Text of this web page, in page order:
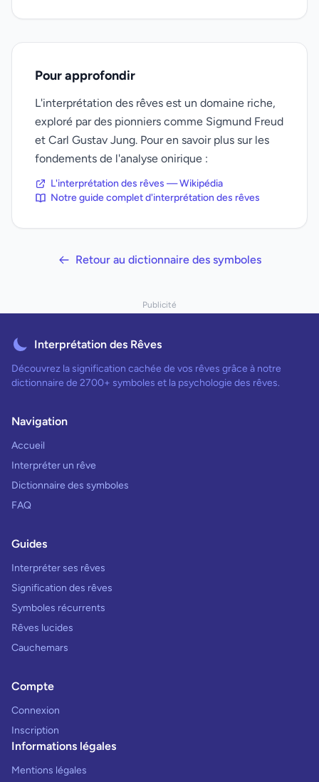
Pour approfondir
L'interprétation des rêves est un domaine riche,
exploré par des pionniers comme Sigmund Freud
et Carl Gustav Jung. Pour en savoir plus sur les
fondements de l'analyse onirique :
L'interprétation des rêves — Wikipédia
Notre guide complet d'interprétation des rêves
Retour au dictionnaire des symboles
Publicité
Interprétation des Rêves
Découvrez la signification cachée de vos rêves grâce à notre
dictionnaire de 2700+ symboles et la psychologie des rêves.
Navigation
Accueil
Interpréter un rêve
Dictionnaire des symboles
FAQ
Guides
Interpréter ses rêves
Signification des rêves
Symboles récurrents
Rêves lucides
Cauchemars
Compte
Connexion
Inscription
Informations légales
Mentions légales